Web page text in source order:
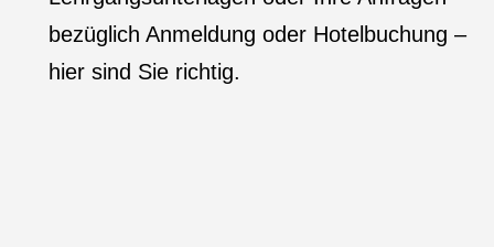
bezüglich Anmeldung oder Hotelbuchung –
hier sind Sie richtig.